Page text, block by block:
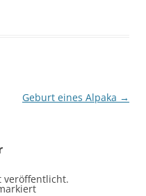
Geburt eines Alpaka →
veröffentlicht.